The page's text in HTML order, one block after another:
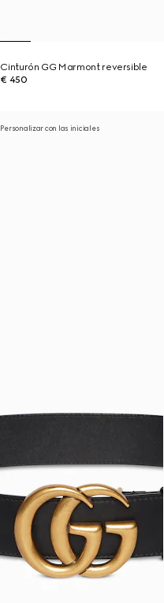
Cinturón GG Marmont reversible
€ 450
Personalizar con las iniciales